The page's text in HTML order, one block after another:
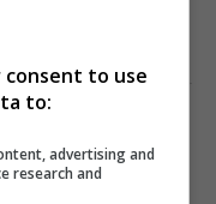
в аварію
to use
to:
advertising and
research and